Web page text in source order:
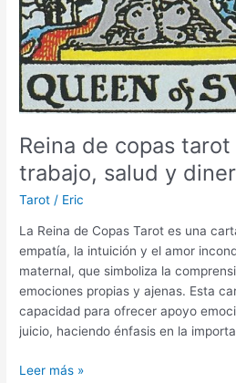
Reina de copas
trabajo, salud y
Tarot / Eric
La Reina de Copas Tarot es una
empatía, la intuición y el amor
maternal, que simboliza la
emociones propias y ajenas. Esta
capacidad para ofrecer apoyo
juicio, haciendo énfasis en la
Reina
Leer más »